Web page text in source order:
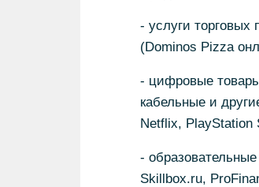
- услуги
(Dominos Pizza
- цифровые
кабельные и
Netflix,
-
Skillbox.ru,